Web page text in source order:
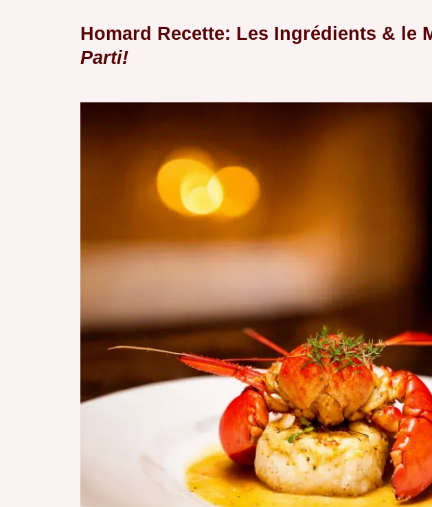
Homard Recette: Les Ingrédients & le
Parti!